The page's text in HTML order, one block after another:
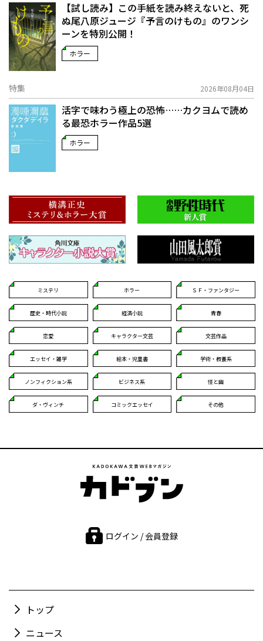
【試し読み】この手紙を読み終えないと、死
ぬ――尾八原ジュージ『予言のけもの』のワンシ
ーンを特別公開！
ホラー
特集 2026年08月04日
活字で味わう極上の恐怖……カクヨムで読め
る最恐ホラー作品5選
ホラー
ミステリ ホラー ＳＦ・ファンタジー
歴史・時代小説 経済小説 青春
恋愛 キャラクター文芸 文芸作品
エッセイ・雑学 絵本・児童書 学術・教養系
ノンフィクション系 ビジネス系 怪と幽
ダ・ヴィンチ コミックエッセイ その他
ログイン / 会員登録
トップ
ニュース